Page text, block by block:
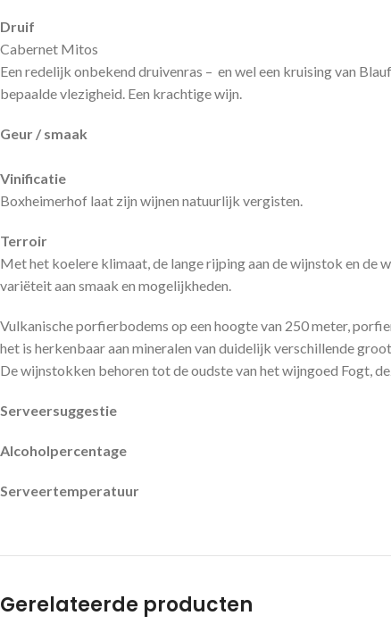
Druif
Cabernet Mitos
Een redelijk onbekend druivenras – en wel een kruising van
bepaalde vlezigheid. Een krachtige wijn.
Geur / smaak
Vinificatie
Boxheimerhof laat zijn wijnen natuurlijk vergisten.
Terroir
Met het koelere klimaat, de lange rijping aan de wijnstok en de
variëteit aan smaak en mogelijkheden.
Vulkanische porfierbodems op een hoogte van 250 meter,
het is herkenbaar aan mineralen van duidelijk verschillende
De wijnstokken behoren tot de oudste van het wijngoed Fogt,
Serveersuggestie
Alcoholpercentage
Serveertemperatuur
Gerelateerde producten